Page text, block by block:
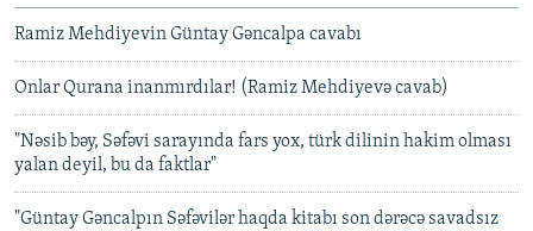
Ramiz Mehdiyevin Güntay Gəncalpa cavabı
Onlar Qurana inanmırdılar! (Ramiz Mehdiyevə cavab)
"Nəsib bəy, Səfəvi sarayında fars yox, türk dilinin hakim olması
yalan deyil, bu da faktlar"
"Güntay Gəncalpın Səfəvilər haqda kitabı son dərəcə savadsız